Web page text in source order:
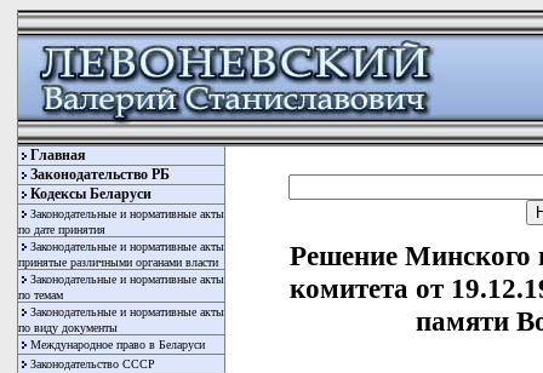
Главная
Законодательство РБ
Кодексы Беларуси
Законодательные и нормативные акты
по дате принятия
Законодательные и нормативные акты
принятые различными органами власти
Законодательные и нормативные акты
по темам
Законодательные и нормативные акты
по виду документы
Международное право в Беларуси
Законодательство СССР
Решение Минского
комитета от
памяти